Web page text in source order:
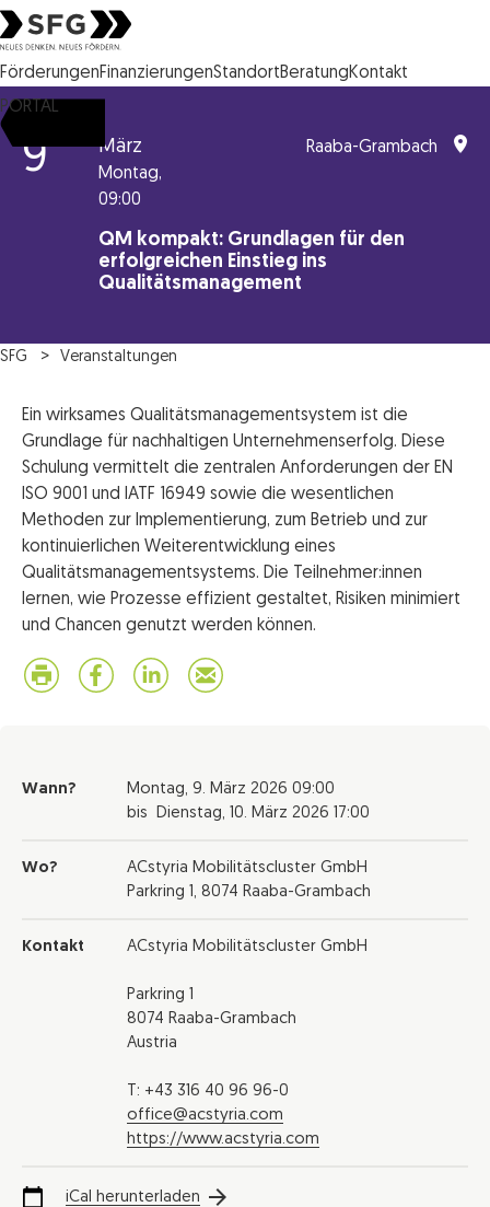
Steirische Wirtschaftsförderungsgesellschaft mbH SFG Logo
FörderungenFinanzierungenStandortBeratungKontakt
PORTAL
9 März
Montag,
09:00
QM kompakt: Grundlagen für den
erfolgreichen Einstieg ins
Qualitätsmanagement
Raaba-Grambach
SFG Veranstaltungen
Ein wirksames Qualitätsmanagementsystem ist die
Grundlage für nachhaltigen Unternehmenserfolg. Diese
Schulung vermittelt die zentralen Anforderungen der EN
ISO 9001 und IATF 16949 sowie die wesentlichen
Methoden zur Implementierung, zum Betrieb und zur
kontinuierlichen Weiterentwicklung eines
Qualitätsmanagementsystems. Die Teilnehmer:innen
lernen, wie Prozesse effizient gestaltet, Risiken minimiert
und Chancen genutzt werden können.
Wann? Montag, 9. März 2026 09:00
bis Dienstag, 10. März 2026 17:00
Wo?
ACstyria Mobilitätscluster GmbH
Parkring 1, 8074 Raaba-Grambach
Kontakt ACstyria Mobilitätscluster GmbH
Parkring 1
8074 Raaba-Grambach
Austria
T: +43 316 40 96 96-0
office@acstyria.com
https://www.acstyria.com
iCal herunterladen